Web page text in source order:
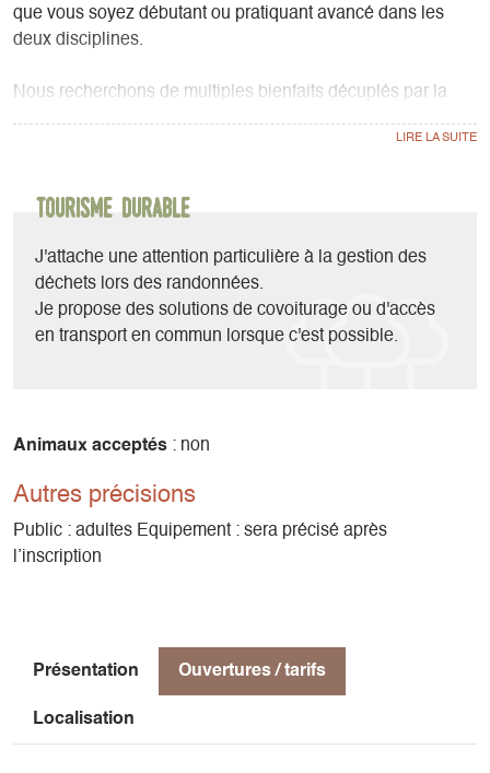
que vous soyez débutant ou pratiquant avancé dans les
deux disciplines.
Nous recherchons de multiples bienfaits décuplés par la
gestion des émotions)
- Bien-être physique
- Connexion à sa nature profonde
Les Randonnées & Yoga sont proposées à la journée. Une
La programmation d’une sortie Randonnée & Yoga est
possible à la demande pour un groupe constitué.
Tourisme durable
J'attache une attention particulière à la gestion des
déchets lors des randonnées.
Je propose des solutions de covoiturage ou d'accès
en transport en commun lorsque c'est possible.
Animaux acceptés : non
Autres précisions
Public : adultes Equipement : sera précisé après
l’inscription
Présentation Ouvertures / tarifs
Localisation